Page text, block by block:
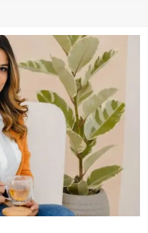
Votação para o concurso Rainha do Pedro Leopoldo Rodeio Show 2026 é liberada no G1
Suzy Brasil desembarca em Belo Horizonte nesta quinta-feira com o espetáculo “Uma Noite Horripilante”